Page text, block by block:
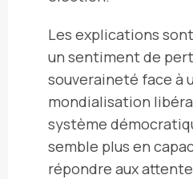
Les explications
un sentiment de
souveraineté face à
mondialisation
système
semble plus en
répondre aux